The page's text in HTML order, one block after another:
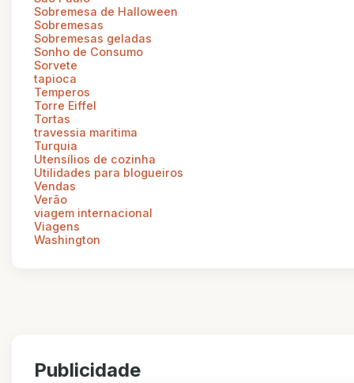
Sobremesa de Halloween
Sobremesas
Sobremesas geladas
Sonho de Consumo
Sorvete
tapioca
Temperos
Torre Eiffel
Tortas
travessia maritima
Turquia
Utensílios de cozinha
Utilidades para blogueiros
Vendas
Verão
viagem internacional
Viagens
Washington
Publicidade